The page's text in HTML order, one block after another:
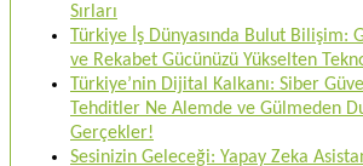
Sırları
Türkiye İş Dünyasında Bulut Bilişim:
ve Rekabet Gücünüzü Yükselten
Türkiye’nin Dijital Kalkanı: Siber
Tehditler Ne Alemde ve Gülmeden
Gerçekler!
Sesinizin Geleceği: Yapay Zeka